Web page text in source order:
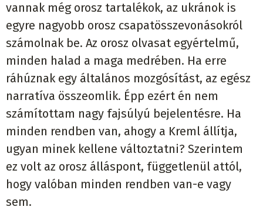
vannak még orosz tartalékok, az ukránok is
egyre nagyobb orosz csapatösszevonásokról
számolnak be. Az orosz olvasat egyértelmű,
minden halad a maga medrében. Ha erre
ráhúznak egy általános mozgósítást, az egész
narratíva összeomlik. Épp ezért én nem
számítottam nagy fajsúlyú bejelentésre. Ha
minden rendben van, ahogy a Kreml állítja,
ugyan minek kellene változtatni? Szerintem
ez volt az orosz álláspont, függetlenül attól,
hogy valóban minden rendben van-e vagy
sem.